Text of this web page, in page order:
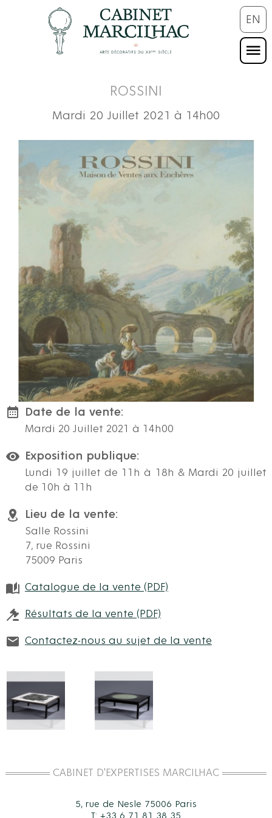
EN
ROSSINI
Mardi 20 Juillet 2021 à 14h00
Date de la vente:
Mardi 20 Juillet 2021 à 14h00
Exposition publique:
Lundi 19 juillet de 11h à 18h & Mardi 20 juillet
de 10h à 11h
Lieu de la vente:
Salle Rossini
7, rue Rossini
75009 Paris
Catalogue de la vente (PDF)
Résultats de la vente (PDF)
Contactez-nous au sujet de la vente
CABINET D'EXPERTISES MARCILHAC
5, rue de Nesle 75006 Paris
T: +33 6 71 81 38 35